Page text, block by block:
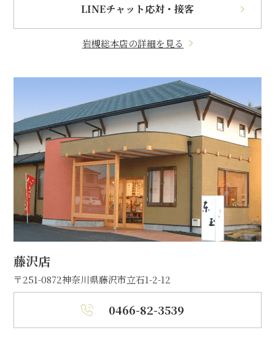
LINEチャット応対・接客
岩槻総本店の詳細を見る
藤沢店
〒251-0872神奈川県藤沢市立石1-2-12
0466-82-3539